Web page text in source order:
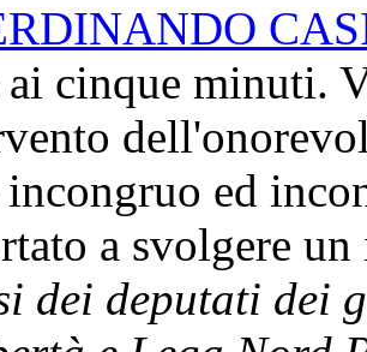
cinque minuti.
ed
a svolgere
dei deputati dei